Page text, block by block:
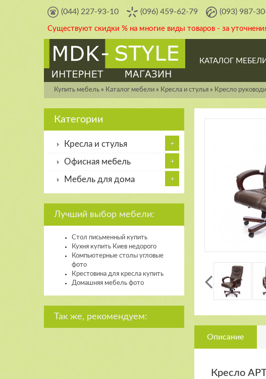
(044) 227-93-10 (096) 459-62-79 (093) 987-
Существуют скидки % на многие виды товаров - за
КАТАЛОГ МЕБЕЛИ
Купить мебель » Каталог мебели » Кресла и стулья » Кресло
Категории
Кресла и стулья
Офисная мебель
Мебель для дома
Лучший выбор мебели:
Стол письменный купить
Кухня купить Киев недорого
Компьютерные столы угловые
фото
Крестовина для кресла купить
Домашняя мебель фото
Так же, рекомендуем:
Описание
Кресло